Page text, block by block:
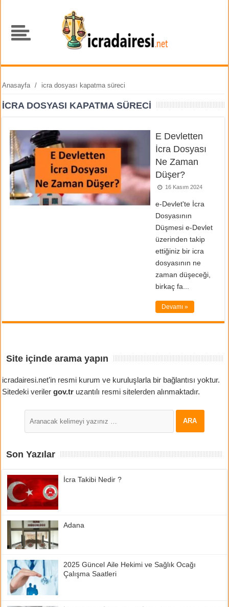
Anasayfa / icra dosyası kapatma süreci
ICRA DOSYASI KAPATMA SÜRECI
E Devletten
İcra Dosyası
Ne Zaman
Düşer?
16 Kasım 2024
e-Devlet'te İcra
Dosyasının
Düşmesi e-Devlet
üzerinden takip
ettiğiniz bir icra
dosyasının ne
zaman düşeceği,
birkaç fa...
Devamı »
Site içinde arama yapın
icradairesi.net’in resmi kurum ve kuruluşlarla bir bağlantısı yoktur.
Sitedeki verilergov.tr uzantılı resmi sitelerden alınmaktadır.
Son Yazılar
İcra Takibi Nedir ?
Adana
2025 Güncel Aile Hekimi ve Sağlık Ocağı
Çalışma Saatleri